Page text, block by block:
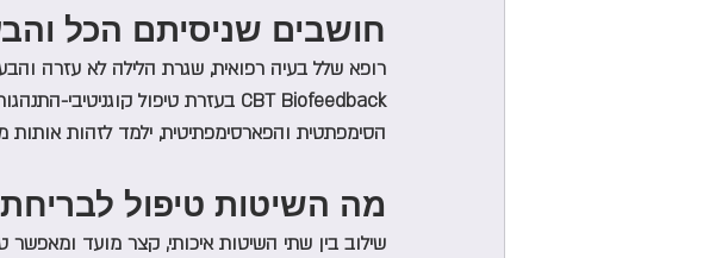
חושבים שניסיתם הכל
רופא שלל בעיה רפואית, שגרת הלילה לא עזרה
הסימפתטית והפארסימפתיטית, ילמד לזהות אותות
מה השיטות טיפול לבריחת
שילוב בין שתי השיטות איכותי, קצר מועד ומאפשר